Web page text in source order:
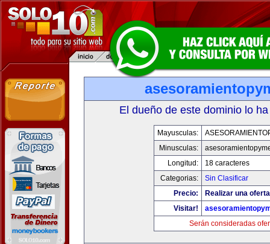
El dueño de este dominio lo
Mayusculas:
Minusculas:
Longitud:
18 caracteres
Categorias:
Sin Clasificar
Precio:
Realizar una
Visitar!
Serán consideradas